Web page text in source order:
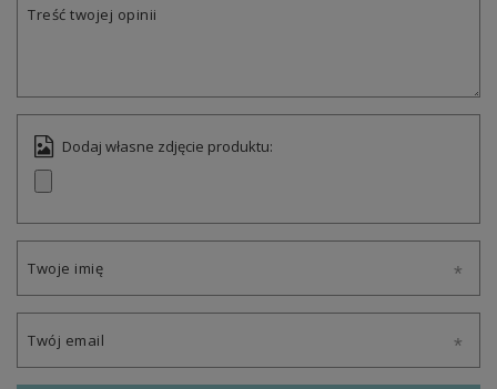
Treść twojej opinii
Dodaj własne zdjęcie produktu:
Twoje imię
Twój email